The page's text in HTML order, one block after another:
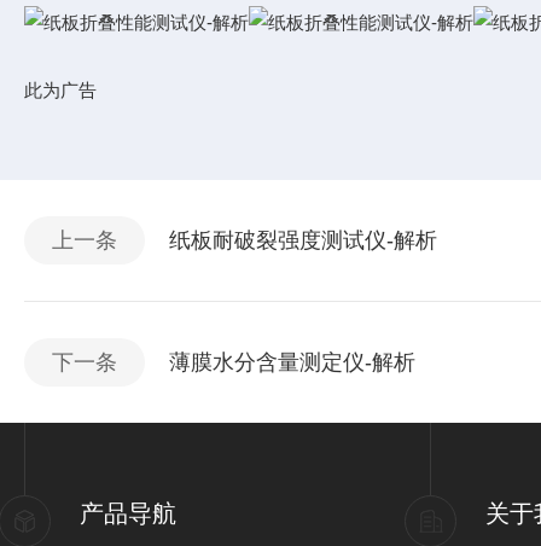
此为广告
上一条 纸板耐破裂强度测试仪-解析
下一条 薄膜水分含量测定仪-解析
产品导航 关于